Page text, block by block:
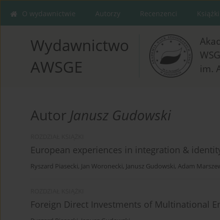
O wydawnictwie Autorzy Recenzenci Książki
Wydawnictwo
AWSGE
im.
Autor Janusz Gudowski
European experiences in integration &
Ryszard Piasecki, Jan Woronecki, Janusz Gudowski, Adam
Foreign Direct Investments of Multinational